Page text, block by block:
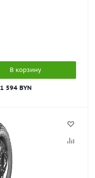
В корзину
1 594 BYN